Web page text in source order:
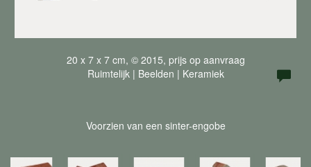
20 x 7 x 7 cm, © 2015, prijs op aanvraag
Ruimtelijk | Beelden | Keramiek
Voorzien van een sinter-engobe